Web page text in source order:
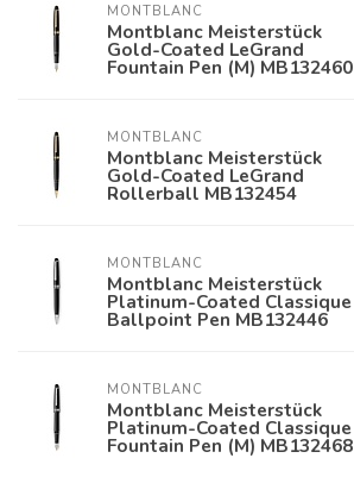
MONTBLANC
Montblanc Meisterstück
Gold-Coated LeGrand
Fountain Pen (M) MB132460
MONTBLANC
Montblanc Meisterstück
Gold-Coated LeGrand
Rollerball MB132454
MONTBLANC
Montblanc Meisterstück
Platinum-Coated Classique
Ballpoint Pen MB132446
MONTBLANC
Montblanc Meisterstück
Platinum-Coated Classique
Fountain Pen (M) MB132468